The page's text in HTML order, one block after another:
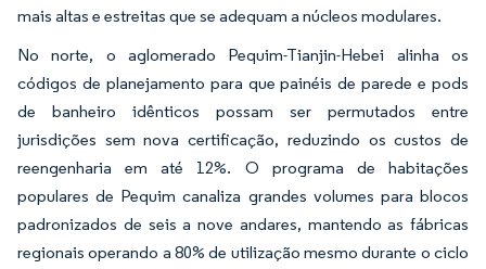
mais altas e estreitas que se adequam a núcleos modulares.
No norte, o aglomerado Pequim-Tianjin-Hebei alinha os
códigos de planejamento para que painéis de parede e pods
de banheiro idênticos possam ser permutados entre
jurisdições sem nova certificação, reduzindo os custos de
reengenharia em até 12%. O programa de habitações
populares de Pequim canaliza grandes volumes para blocos
padronizados de seis a nove andares, mantendo as fábricas
regionais operando a 80% de utilização mesmo durante o ciclo